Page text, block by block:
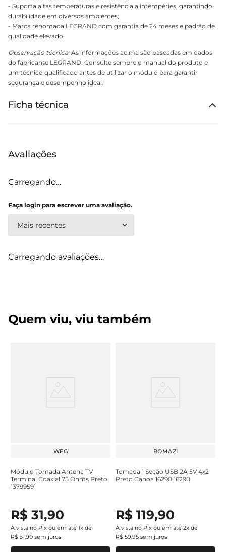
- Suporta altas temperaturas e resistência a intempéries, garantindo
durabilidade em diversos ambientes;
- Marca renomada LEGRAND com garantia de 24 meses e padrão de
qualidade elevado.
Observação técnica:As informações acima são baseadas em dados
do fabricante LEGRAND. Consulte sempre o manual do produto e
um técnico qualificado antes de utilizar o módulo para garantir
segurança e desempenho ideal.
Ficha técnica
Avaliações
Carregando…
Faça login para escrever uma avaliação.
Mais recentes
Carregando avaliações…
Quem viu, viu também
WEG
Módulo Tomada Antena TV
Terminal Coaxial 75 Ohms Preto
13799591
R$ 31,90
À vista no Pix ou em até 1x de
R$ 31,90 sem juros
ROMAZI
Tomada 1 Seção USB 2A 5V 4x2
Preto Canoa 16290 16290
R$ 119,90
À vista no Pix ou em até 2x de
R$ 59,95 sem juros